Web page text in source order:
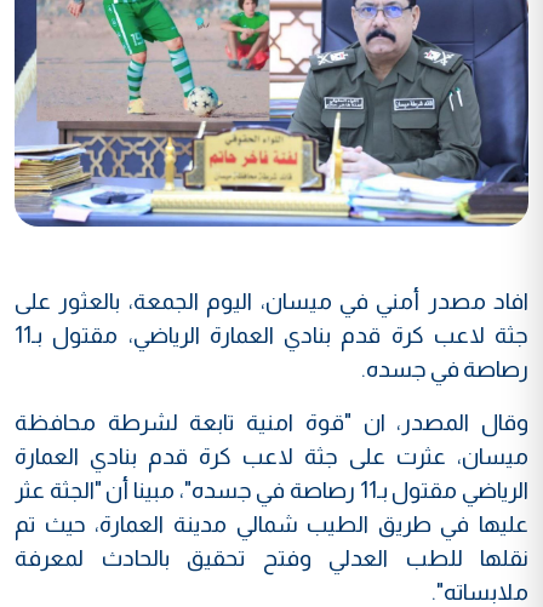
افاد مصدر أمني في ميسان، اليوم الجمعة، بالعثور على
جثة لاعب كرة قدم بنادي العمارة الرياضي، مقتول بـ11
رصاصة في جسده.
وقال المصدر، ان "قوة امنية تابعة لشرطة محافظة
ميسان، عثرت على جثة لاعب كرة قدم بنادي العمارة
الرياضي مقتول بـ11 رصاصة في جسده"، مبينا أن "الجثة عثر
عليها في طريق الطيب شمالي مدينة العمارة، حيث تم
نقلها للطب العدلي وفتح تحقيق بالحادث لمعرفة
ملابساته".